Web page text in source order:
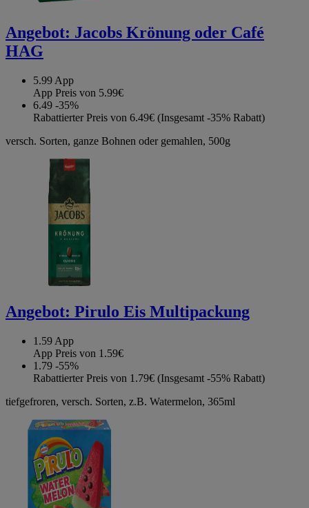
Angebot: Jacobs Krönung oder Café
HAG
5.99 App
App Preis von 5.99€
6.49 -35%
Rabattierter Preis von 6.49€ (Insgesamt -35% Rabatt)
versch. Sorten, ganze Bohnen oder gemahlen, 500g
Angebot: Pirulo Eis Multipackung
1.59 App
App Preis von 1.59€
1.79 -55%
Rabattierter Preis von 1.79€ (Insgesamt -55% Rabatt)
tiefgefroren, versch. Sorten, z.B. Watermelon, 365ml